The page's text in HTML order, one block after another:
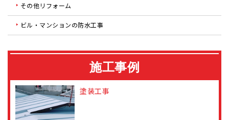
その他リフォーム
ビル・マンションの防水工事
施工事例
塗装工事